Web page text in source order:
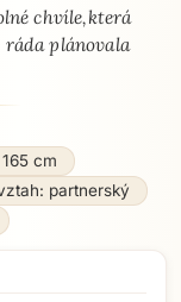
chvíle,která
ráda plánovala
165 cm
partnerský